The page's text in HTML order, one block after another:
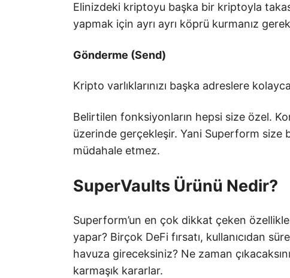
Elinizdeki kriptoyu başka bir kriptoyla
yapmak için ayrı ayrı köprü kurmanız
Gönderme (Send)
Kripto varlıklarınızı başka adreslere
Belirtilen fonksiyonların hepsi size özel.
üzerinde gerçekleşir. Yani Superform size
müdahale etmez.
SuperVaults Ürünü Nedir?
Superform’un en çok dikkat çeken
yapar? Birçok DeFi fırsatı, kullanıcıdan
havuza gireceksiniz? Ne zaman
karmaşık kararlar.